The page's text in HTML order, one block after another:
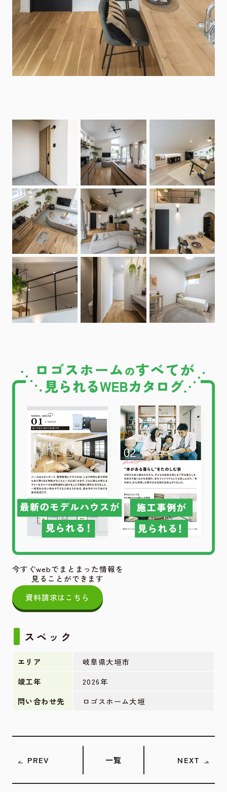
今すぐwebでまとまった情報を
見ることができます
資料請求はこちら
スペック
エリア
岐阜県大垣市
竣工年
2026年
問い合わせ先
ロゴスホーム大垣
PREV 一覧 NEXT